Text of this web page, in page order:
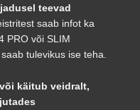
teevad
saab infot ka
PRO või SLIM
tulevikus ise teha.
käitub veidralt,